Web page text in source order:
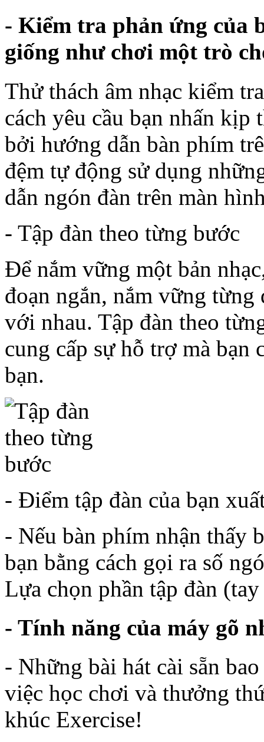
- Kiểm tra phản ứng của
giống như chơi một trò
Thử thách âm nhạc kiểm
cách yêu cầu bạn nhấn
bởi hướng dẫn bàn phím
đệm tự động sử dụng
dẫn ngón đàn trên màn
- Tập đàn theo từng bước
Để nắm vững một bản
đoạn ngắn, nắm vững từng
với nhau. Tập đàn theo
cung cấp sự hỗ trợ mà bạn
bạn.
- Điểm tập đàn của bạn
- Nếu bàn phím nhận thấy
bạn bằng cách gọi ra số
Lựa chọn phần tập đàn
- Tính năng của máy gõ
- Những bài hát cài sẵn
việc học chơi và thưởng
khúc Exercise!